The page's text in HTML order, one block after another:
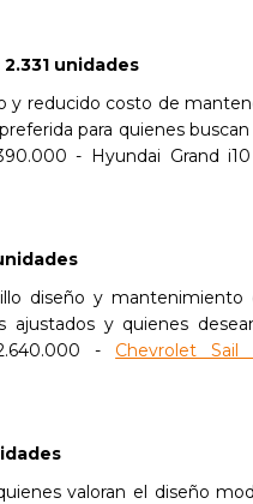
2.331 unidades
y reducido costo de
para quienes
- Hyundai Grand
diseño y mantenimiento
ajustados y quienes
- Chevrolet Sail
valoran el diseño